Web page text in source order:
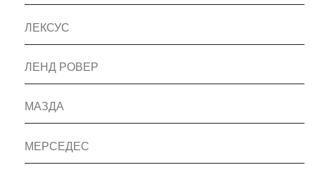
ЛЕКСУС
ЛЕНД РОВЕР
МАЗДА
МЕРСЕДЕС